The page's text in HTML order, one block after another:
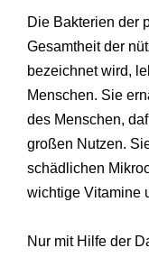
Die Bakterien der
Gesamtheit der
bezeichnet wird,
Menschen. Sie
des Menschen,
großen Nutzen.
schädlichen
wichtige Vitamine
Nur mit Hilfe der